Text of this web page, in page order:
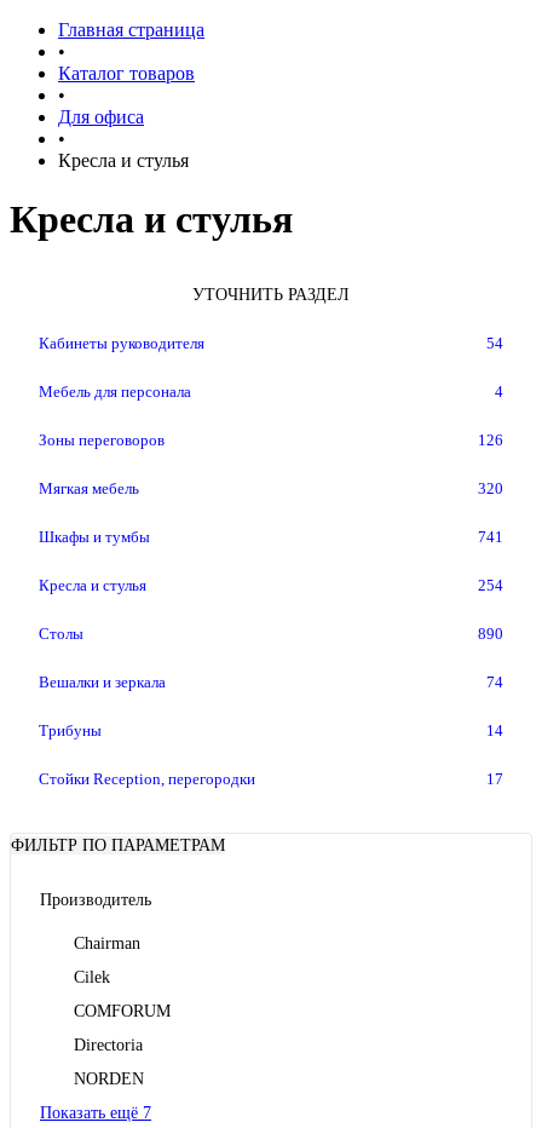
Главная страница
•
Каталог товаров
•
Для офиса
•
Кресла и стулья
Кресла и стулья
УТОЧНИТЬ РАЗДЕЛ
Кабинеты руководителя 54
Мебель для персонала 4
Зоны переговоров 126
Мягкая мебель 320
Шкафы и тумбы 741
Кресла и стулья 254
Столы 890
Вешалки и зеркала 74
Трибуны 14
Стойки Reception, перегородки 17
ФИЛЬТР ПО ПАРАМЕТРАМ
Производитель
Chairman
Cilek
COMFORUM
Directoria
NORDEN
Показать ещё 7